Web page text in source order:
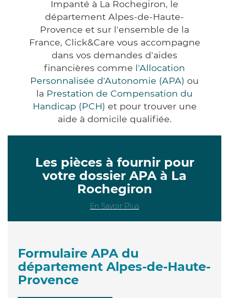
Impanté à La Rochegiron, le
département Alpes-de-Haute-
Provence et sur l'ensemble de la
France, Click&Care vous accompagne
dans vos demandes d'aides
financières comme l'Allocation
Personnalisée d'Autonomie (APA) ou
la Prestation de Compensation du
Handicap (PCH) et pour trouver une
aide à domicile qualifiée.
Les pièces à fournir pour
votre dossier APA à La
Rochegiron
En Savoir Plus
Formulaire APA du
département Alpes-de-Haute-
Provence